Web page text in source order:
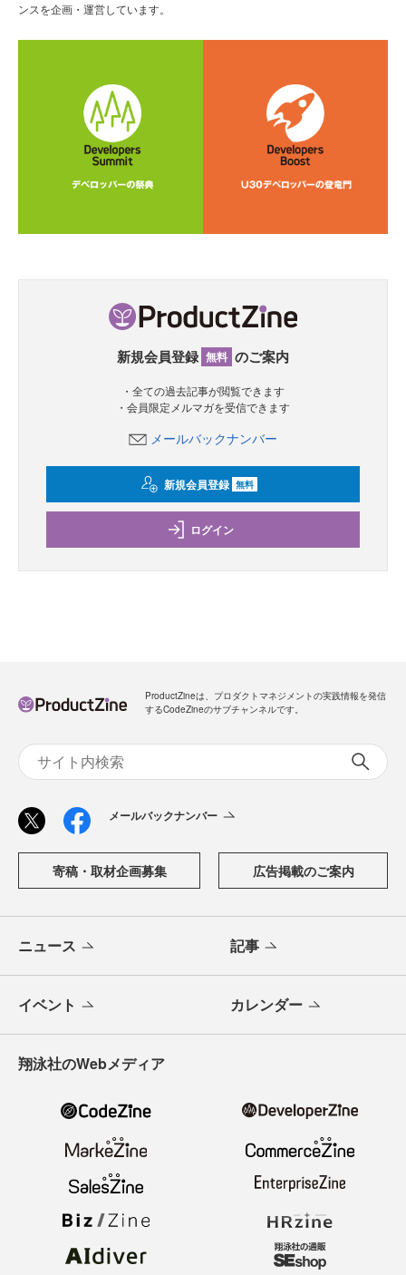
ンスを企画・運営しています。
新規会員登録 無料 のご案内
・全ての過去記事が閲覧できます
・会員限定メルマガを受信できます
メールバックナンバー
新規会員登録 無料
ログイン
ProductZineは、プロダクトマネジメントの実践情報を発信
するCodeZineのサブチャンネルです。
メールバックナンバー
寄稿・取材企画募集 広告掲載のご案内
ニュース 記事
イベント カレンダー
翔泳社のWebメディア